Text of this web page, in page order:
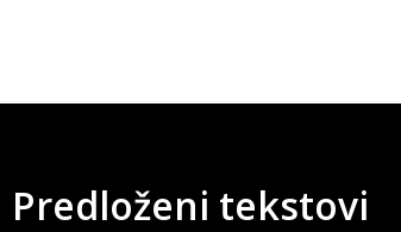
Predloženi tekstovi